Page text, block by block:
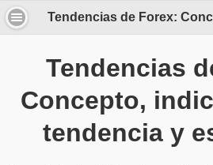
Tendencias
Concepto,
tendencia y